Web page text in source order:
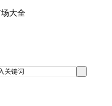
大全